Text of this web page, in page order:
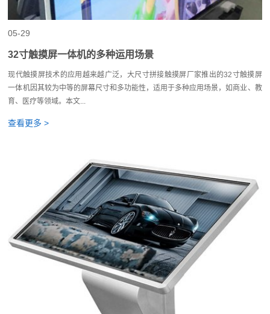
05-29
32寸触摸屏一体机的多种运用场景
现代触摸屏技术的应用越来越广泛，大尺寸拼接触摸屏厂家推出的32寸触摸屏
一体机因其较为中等的屏幕尺寸和多功能性，适用于多种应用场景，如商业、教
育、医疗等领域。本文...
查看更多 >